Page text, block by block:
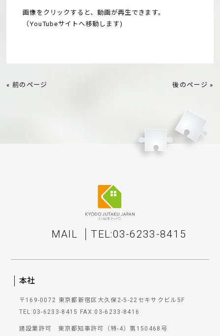
画像をクリックすると、動画が再生できます。
（YouTubeサイトへ移動します)
« 前のページ 後のページ »
MAIL TEL:03-6233-8415
本社
〒169-0072 東京都新宿区大久保2-5-22セキサクビル5F
TEL:03-6233-8415 FAX:03-6233-8416
建設業許可 東京都知事許可（特-4）第150468号